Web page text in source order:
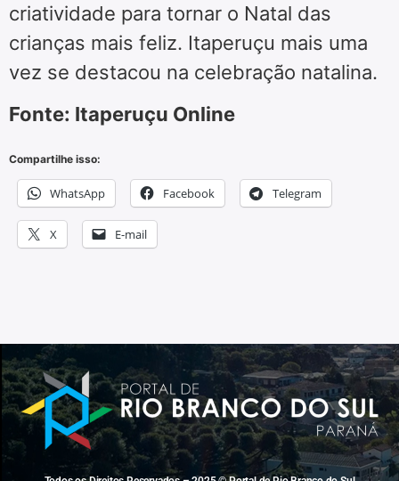
criatividade para tornar o Natal das
crianças mais feliz. Itaperuçu mais uma
vez se destacou na celebração natalina.
Fonte: Itaperuçu Online
Compartilhe isso:
WhatsApp Facebook Telegram
X E-mail